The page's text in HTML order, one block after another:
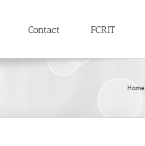
Contact FCRIT
Home